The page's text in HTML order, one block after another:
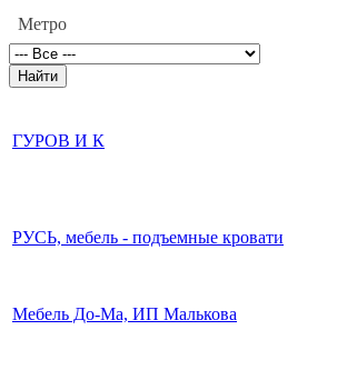
Метро
ГУРОВ И К
РУСЬ, мебель - подъемные кровати
Мебель До-Ма, ИП Малькова